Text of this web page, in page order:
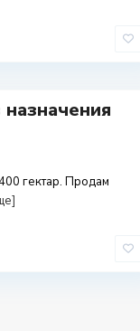
гектар. Продам